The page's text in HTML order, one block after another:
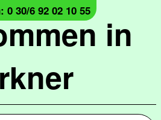
in
30/6 92 02 10 55